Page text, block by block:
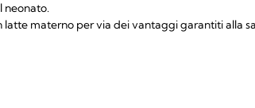
neonato.
materno per via dei vantaggi garantiti alla